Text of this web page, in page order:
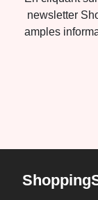
newsletter
amples